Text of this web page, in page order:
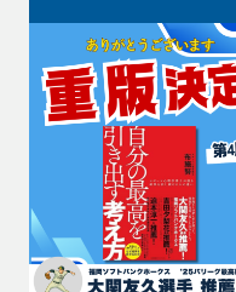
た内容がこちらの記
事にまとめられてい
ます。大関選手の布施
の1年間の取組みの
中身が見えてくると
思います。ぜひリンク
からご覧ください。・
言語化で生じる再現
性・何にフォーカスす
方」